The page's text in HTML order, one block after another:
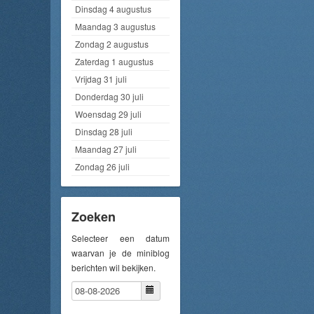
Dinsdag 4 augustus
Maandag 3 augustus
Zondag 2 augustus
Zaterdag 1 augustus
Vrijdag 31 juli
Donderdag 30 juli
Woensdag 29 juli
Dinsdag 28 juli
Maandag 27 juli
Zondag 26 juli
Zoeken
Selecteer een datum
waarvan je de miniblog
berichten wil bekijken.